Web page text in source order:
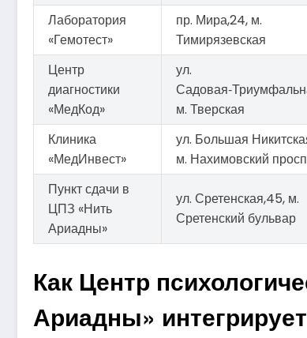
Лаборатория
«Гемотест»
пр. Мира,24, м.
Тимирязевская
Центр
диагностики
«МедКод»
ул.
м. Тверская
Клиника
«МедИнвест»
ул. Большая
м. Нахимовский
Пункт сдачи в
ЦПЗ «Нить
Ариадны»
ул. Сретенская,45, м.
Сретенский бульвар
Как Центр
Ариадны»